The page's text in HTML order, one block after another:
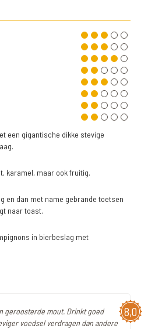
een gigantische dikke stevige
karamel, maar ook fruitig.
en dan met name gebrande toetsen
naar toast.
in bierbeslag met
8,0
geroosterde mout. Drinkt goed
voedsel verdragen dan andere